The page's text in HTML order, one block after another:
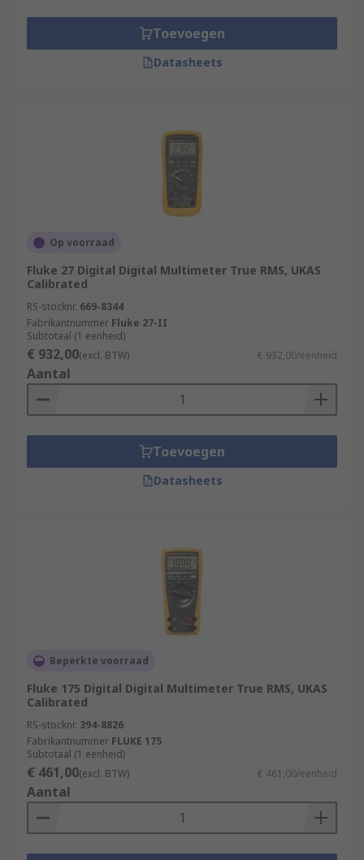
Toevoegen
Datasheets
Op voorraad
Fluke 27 Digital Digital Multimeter True RMS, UKAS
Calibrated
RS-stocknr. 669-8344
Fabrikantnummer Fluke 27-II
Subtotaal (1 eenheid)
€ 932,00(excl. BTW) € 932,00/eenheid
Aantal
Toevoegen
Datasheets
Beperkte voorraad
Fluke 175 Digital Digital Multimeter True RMS, UKAS
Calibrated
RS-stocknr. 394-8826
Fabrikantnummer FLUKE 175
Subtotaal (1 eenheid)
€ 461,00(excl. BTW) € 461,00/eenheid
Aantal